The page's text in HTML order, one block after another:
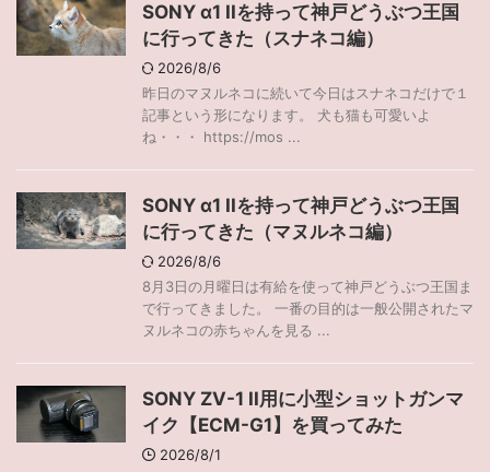
SONY α1 IIを持って神戸どうぶつ王国
に行ってきた（スナネコ編）
2026/8/6
昨日のマヌルネコに続いて今日はスナネコだけで１
記事という形になります。 犬も猫も可愛いよ
ね・・・ https://mos ...
SONY α1 IIを持って神戸どうぶつ王国
に行ってきた（マヌルネコ編）
2026/8/6
8月3日の月曜日は有給を使って神戸どうぶつ王国ま
で行ってきました。 一番の目的は一般公開されたマ
ヌルネコの赤ちゃんを見る ...
SONY ZV-1 II用に小型ショットガンマ
イク【ECM-G1】を買ってみた
2026/8/1